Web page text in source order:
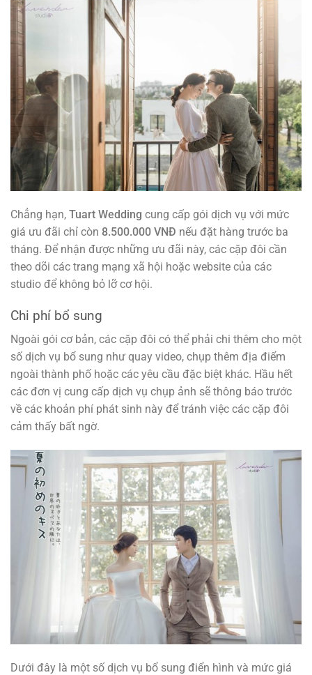
Chẳng hạn, Tuart Wedding cung cấp gói dịch vụ với mức
giá ưu đãi chỉ còn 8.500.000 VNĐ nếu đặt hàng trước ba
tháng. Để nhận được những ưu đãi này, các cặp đôi cần
theo dõi các trang mạng xã hội hoặc website của các
studio để không bỏ lỡ cơ hội.
Chi phí bổ sung
Ngoài gói cơ bản, các cặp đôi có thể phải chi thêm cho một
số dịch vụ bổ sung như quay video, chụp thêm địa điểm
ngoài thành phố hoặc các yêu cầu đặc biệt khác. Hầu hết
các đơn vị cung cấp dịch vụ chụp ảnh sẽ thông báo trước
về các khoản phí phát sinh này để tránh việc các cặp đôi
cảm thấy bất ngờ.
Dưới đây là một số dịch vụ bổ sung điển hình và mức giá